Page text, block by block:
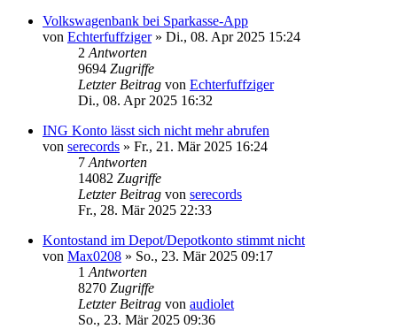
Volkswagenbank bei Sparkasse-App
von Echterfuffziger» Di., 08. Apr 2025 15:24
2 Antworten
9694 Zugriffe
Letzter Beitrag von Echterfuffziger
Di., 08. Apr 2025 16:32
ING Konto lässt sich nicht mehr abrufen
von serecords » Fr., 21. Mär 2025 16:24
7 Antworten
14082 Zugriffe
Letzter Beitrag von serecords
Fr., 28. Mär 2025 22:33
Kontostand im Depot/Depotkonto stimmt nicht
von Max0208 » So., 23. Mär 2025 09:17
1 Antworten
8270 Zugriffe
Letzter Beitrag von audiolet
So., 23. Mär 2025 09:36